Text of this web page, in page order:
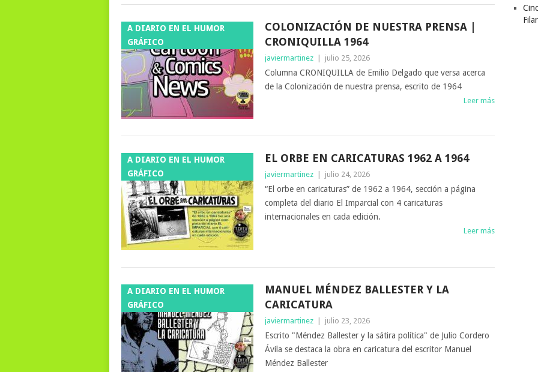
A DIARIO EN EL HUMOR
GRÁFICO
COLONIZACIÓN DE NUESTRA PRENSA |
CRONIQUILLA 1964
javiermartinez | julio 25, 2026
Columna CRONIQUILLA de Emilio Delgado que versa acerca
de la Colonización de nuestra prensa, escrito de 1964
Leer más
A DIARIO EN EL HUMOR
GRÁFICO
EL ORBE EN CARICATURAS 1962 A 1964
javiermartinez | julio 24, 2026
“El orbe en caricaturas” de 1962 a 1964, sección a página
completa del diario El Imparcial con 4 caricaturas
internacionales en cada edición.
Leer más
A DIARIO EN EL HUMOR
GRÁFICO
MANUEL MÉNDEZ BALLESTER Y LA
CARICATURA
javiermartinez | julio 23, 2026
Escrito "Méndez Ballester y la sátira política" de Julio Cordero
Ávila se destaca la obra en caricatura del escritor Manuel
Méndez Ballester